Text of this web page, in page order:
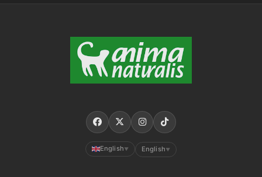
English ▼ English ▼